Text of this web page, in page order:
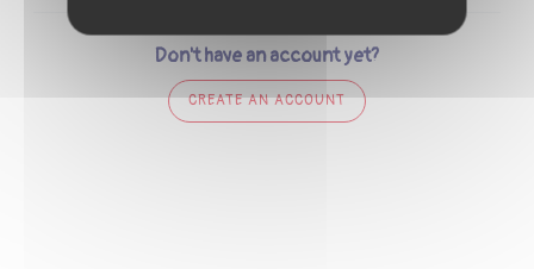
Don't have an account yet?
CREATE AN ACCOUNT